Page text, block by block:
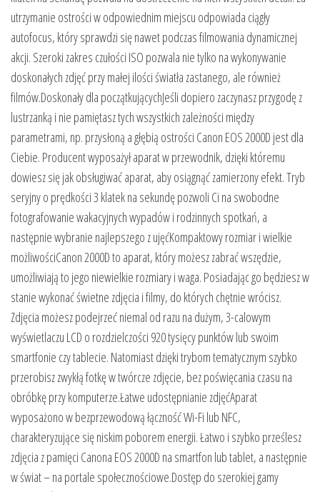
utrzymanie ostrości w odpowiednim miejscu odpowiada ciągły
autofocus, który sprawdzi się nawet podczas filmowania dynamicznej
akcji. Szeroki zakres czułości ISO pozwala nie tylko na wykonywanie
doskonałych zdjęć przy małej ilości światła zastanego, ale również
filmów.Doskonały dla początkującychJeśli dopiero zaczynasz przygodę z
lustrzanką i nie pamiętasz tych wszystkich zależności między
parametrami, np. przysłoną a głębią ostrości Canon EOS 2000D jest dla
Ciebie. Producent wyposażył aparat w przewodnik, dzięki któremu
dowiesz się jak obsługiwać aparat, aby osiągnąć zamierzony efekt. Tryb
seryjny o prędkości 3 klatek na sekundę pozwoli Ci na swobodne
fotografowanie wakacyjnych wypadów i rodzinnych spotkań, a
następnie wybranie najlepszego z ujęćKompaktowy rozmiar i wielkie
możliwościCanon 2000D to aparat, który możesz zabrać wszędzie,
umożliwiają to jego niewielkie rozmiary i waga. Posiadając go będziesz w
stanie wykonać świetne zdjęcia i filmy, do których chętnie wrócisz.
Zdjęcia możesz podejrzeć niemal od razu na dużym, 3-calowym
wyświetlaczu LCD o rozdzielczości 920 tysięcy punktów lub swoim
smartfonie czy tablecie. Natomiast dzięki trybom tematycznym szybko
przerobisz zwykłą fotkę w twórcze zdjęcie, bez poświęcania czasu na
obróbkę przy komputerze.Łatwe udostępnianie zdjęćAparat
wyposażono w bezprzewodową łączność Wi-Fi lub NFC,
charakteryzujące się niskim poborem energii. Łatwo i szybko prześlesz
zdjęcia z pamięci Canona EOS 2000D na smartfon lub tablet, a następnie
w świat – na portale społecznościowe.Dostęp do szerokiej gamy